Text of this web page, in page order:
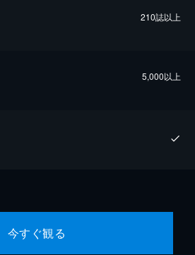
210誌以上
5,000以上
今すぐ観る